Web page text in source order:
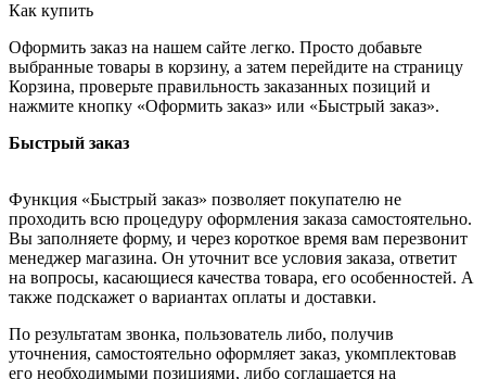
Как купить
Оформить заказ на нашем сайте легко. Просто добавьте
выбранные товары в корзину, а затем перейдите на страницу
Корзина, проверьте правильность заказанных позиций и
нажмите кнопку «Оформить заказ» или «Быстрый заказ».
Быстрый заказ
Функция «Быстрый заказ» позволяет покупателю не
проходить всю процедуру оформления заказа самостоятельно.
Вы заполняете форму, и через короткое время вам перезвонит
менеджер магазина. Он уточнит все условия заказа, ответит
на вопросы, касающиеся качества товара, его особенностей. А
также подскажет о вариантах оплаты и доставки.
По результатам звонка, пользователь либо, получив
уточнения, самостоятельно оформляет заказ, укомплектовав
его необходимыми позициями, либо соглашается на